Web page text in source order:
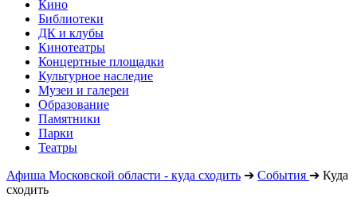
Кино
Библиотеки
ДК и клубы
Кинотеатры
Концертные площадки
Культурное наследие
Музеи и галереи
Образование
Памятники
Парки
Театры
Афиша Московской области - куда сходить ➔ События ➔ Куда
сходить